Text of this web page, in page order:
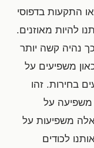
התקעות בדפוסי
להיות מאוזנים.
נהיה קשה יותר
משפיעים על
בחירות. זהו
משפיעה על
משפיעות על
לכודים